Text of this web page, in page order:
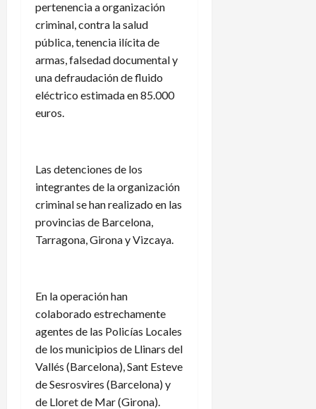
pertenencia a organización
criminal, contra la salud
pública, tenencia ilícita de
armas, falsedad documental y
una defraudación de fluido
eléctrico estimada en 85.000
euros.
Las detenciones de los
integrantes de la organización
criminal se han realizado en las
provincias de Barcelona,
Tarragona, Girona y Vizcaya.
En la operación han
colaborado estrechamente
agentes de las Policías Locales
de los municipios de Llinars del
Vallés (Barcelona), Sant Esteve
de Sesrosvires (Barcelona) y
de Lloret de Mar (Girona).